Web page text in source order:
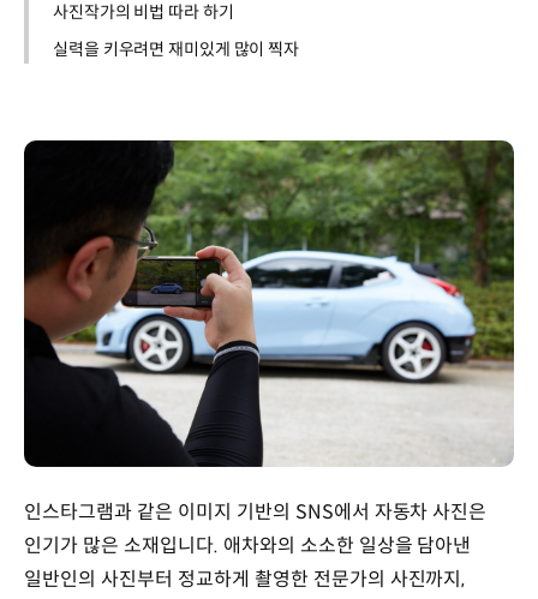
사진작가의 비법 따라 하기
실력을 키우려면 재미있게 많이 찍자
인스타그램과 같은 이미지 기반의 SNS에서 자동차 사진은
인기가 많은 소재입니다. 애차와의 소소한 일상을 담아낸
일반인의 사진부터 정교하게 촬영한 전문가의 사진까지,